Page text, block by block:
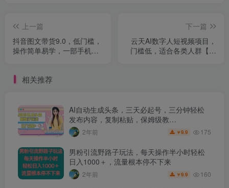
上一篇
抖音图文带货9.0，低门槛，
操作简单易学，一部手机，
下一篇
云天AI数字人短视频项目，
门槛低，适合各类人群【更
相关推荐
AI自动生成头条，三天必起号，三分钟轻松
发布内容，复制粘贴，保姆级教…
2年前 ￥9.9 175
男粉引流野路子玩法，每天操作半小时轻松
日入1000＋，流量根本停不下来
2年前 ￥9.9 160